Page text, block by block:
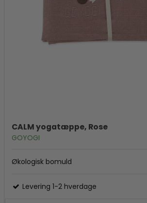
CALM yogatæppe, Rose
GOYOGI
Økologisk bomuld
Levering 1-2 hverdage